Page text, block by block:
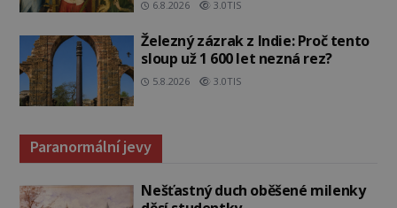
6.8.2026 3.0TIS
Železný zázrak z Indie: Proč tento
sloup už 1 600 let nezná rez?
5.8.2026 3.0TIS
Paranormální jevy
Nešťastný duch oběšené milenky